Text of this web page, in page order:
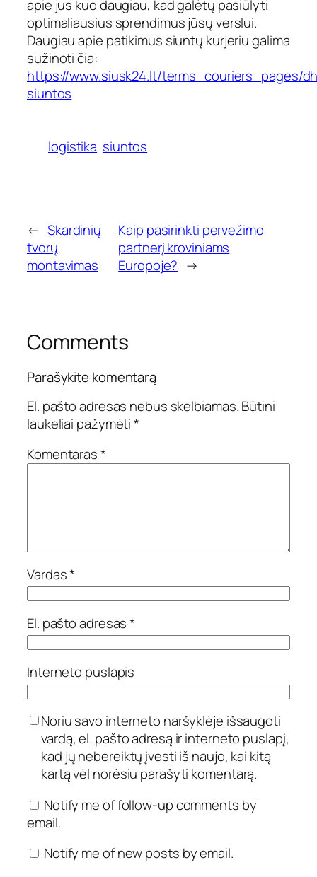
apie jus kuo daugiau, kad galėtų pasiūlyti
optimaliausius sprendimus jūsų verslui.
Daugiau apie patikimus siuntų kurjeriu galima
sužinoti čia:
https://www.siusk24.lt/terms_couriers_pages/
siuntos
logistika siuntos
← Skardinių
tvorų
montavimas
Kaip pasirinkti pervežimo
partnerį kroviniams
Europoje? →
Comments
Parašykite komentarą
El. pašto adresas nebus skelbiamas.Būtini
laukeliai pažymėti*
Komentaras*
Vardas*
El. pašto adresas*
Interneto puslapis
Noriu savo interneto naršyklėje išsaugoti
vardą, el. pašto adresą ir interneto puslapį,
kad jų nebereiktų įvesti iš naujo, kai kitą
kartą vėl norėsiu parašyti komentarą.
Notify me of follow-up comments by
email.
Notify me of new posts by email.